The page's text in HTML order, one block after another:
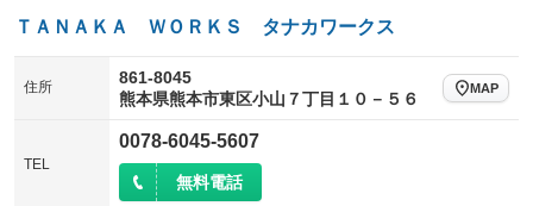
電動格納ミラー
：装備なし
パワーシート
：装備なし 3列シート
：装備なし
：装備なし
チップアップシート オットマン
：装備なし
電動格納サードシート
ウォークスルー
：装備なし
ＴＡＮＡＫＡ ＷＯＲＫＳ タナカワークス
住所
861-8045
熊本県熊本市東区小山７丁目１０－５６
MAP
TEL
0078-6045-5607
無料電話